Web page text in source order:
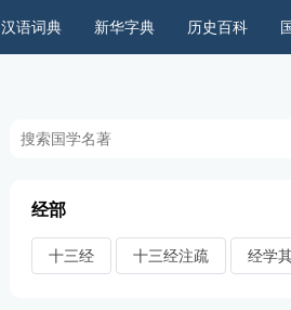
历史百科
新华字典
汉语词典
经部
十三经 十三经注疏 经学